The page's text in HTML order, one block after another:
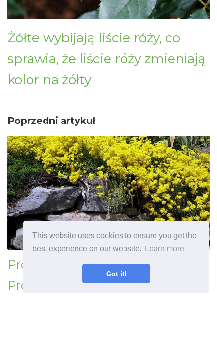
This website uses cookies to ensure you get the
best experience on our website.
Learn more
Got it!
Żółte wybijają liście róży, co
sprawia, że ​​liście róży zmieniają
kolor na żółty
Poprzedni artykuł
Projektowanie ogrodu żółtego
Projektowanie systemu ogrodu